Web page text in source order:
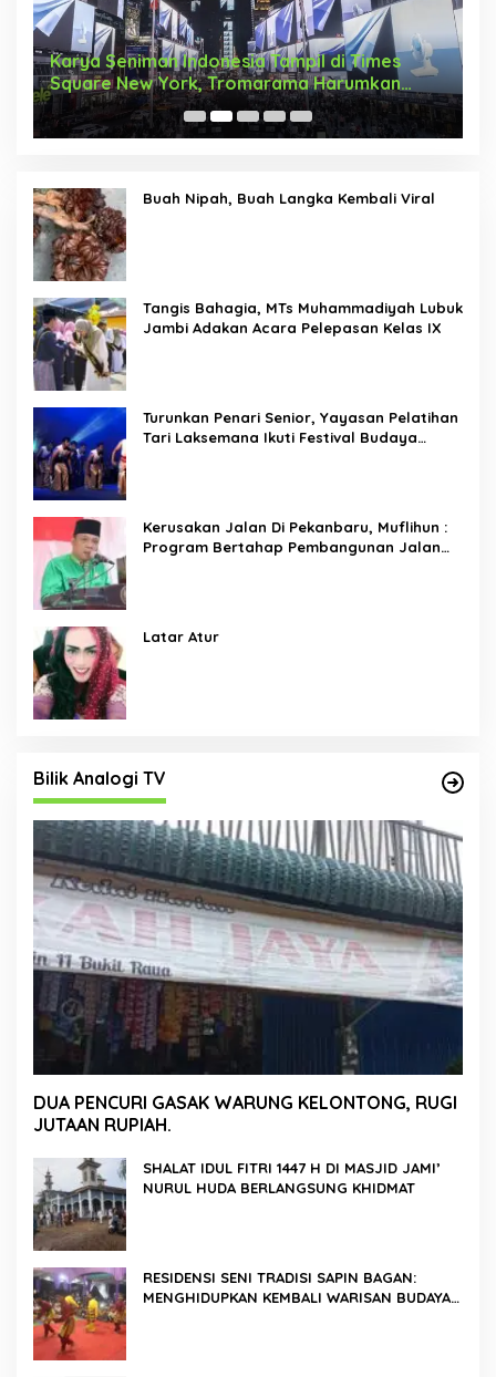
Karya Seniman Indonesia Tampil di Times
Square New York, Tromarama Harumkan
Nama Bangsa
Buah Nipah, Buah Langka Kembali Viral
Tangis Bahagia, MTs Muhammadiyah Lubuk
Jambi Adakan Acara Pelepasan Kelas IX
Turunkan Penari Senior, Yayasan Pelatihan
Tari Laksemana Ikuti Festival Budaya
Kerusakan Jalan Di Pekanbaru, Muflihun :
Program Bertahap Pembangunan Jalan
Latar Atur
Bilik Analogi TV
DUA PENCURI GASAK WARUNG KELONTONG, RUGI
JUTAAN RUPIAH.
SHALAT IDUL FITRI 1447 H DI MASJID JAMI’
NURUL HUDA BERLANGSUNG KHIDMAT
RESIDENSI SENI TRADISI SAPIN BAGAN:
MENGHIDUPKAN KEMBALI WARISAN BUDAYA